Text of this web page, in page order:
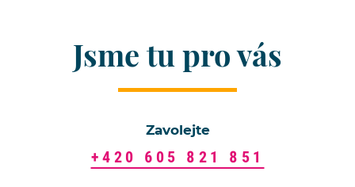
Jsme tu pro vás
Zavolejte
+420 605 821 851